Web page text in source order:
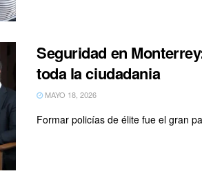
Seguridad en
toda la ciudadania
MAYO 18, 2026
Formar policías de élite fue el gran